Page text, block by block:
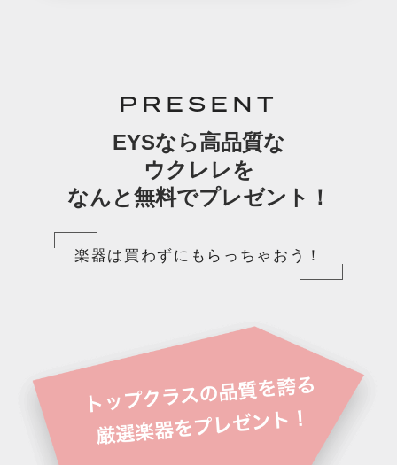
PRESENT
EYSなら高品質な
ウクレレを
なんと無料でプレゼント！
楽器は買わずにもらっちゃおう！